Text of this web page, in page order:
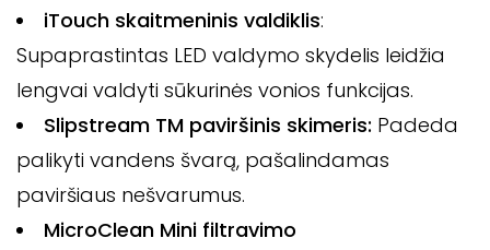
iTouch skaitmeninis valdiklis:
Supaprastintas LED valdymo skydelis leidžia
lengvai valdyti sūkurinės vonios funkcijas.
Slipstream TM paviršinis skimeris: Padeda
palikyti vandens švarą, pašalindamas
paviršiaus nešvarumus.
MicroClean Mini filtravimo